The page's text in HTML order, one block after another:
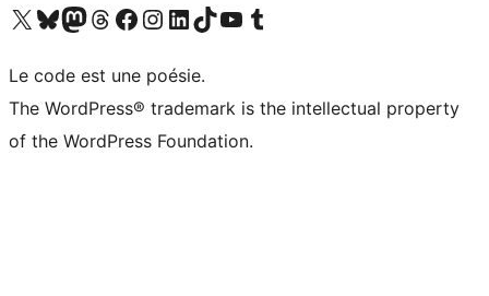
Visitez notre compte X (précédemment Twitter)
Visiter notre compte Bluesky
Visiter notre compte Mastodon
Visiter notre compte Threads
Consulter notre compte Facebook
Consulter notre compte Instagram
Consulter notre compte LinkedIn
Visiter notre compte TokTok
Visiter notre chaîne YouTube
Visiter notre compte Tumblr
Le code est une poésie.
The WordPress® trademark is the intellectual property
of the WordPress Foundation.